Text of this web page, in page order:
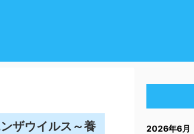
ザウイルス ～養
2026年6月